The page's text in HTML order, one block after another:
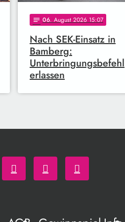
notes 06. August 2026 15:07
Nach SEK-Einsatz in
Bamberg:
Unterbringungsbefehl
erlassen